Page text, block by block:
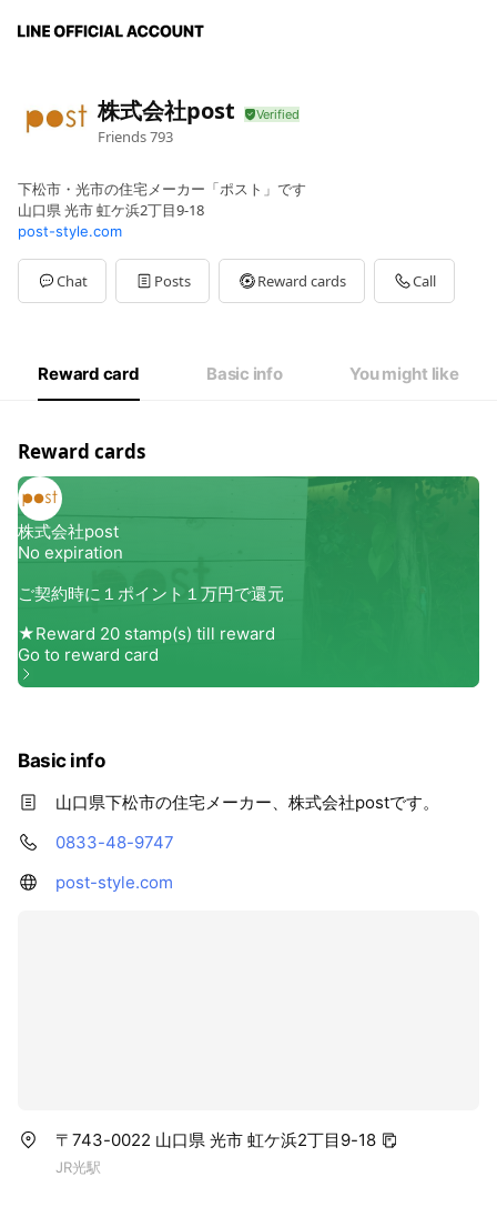
株式会社post
Friends793
下松市・光市の住宅メーカー「ポスト」です
山口県 光市 虹ケ浜2丁目9-18
post-style.com
Chat Posts Reward cards Call
Reward card Basic info You might like
Reward cards
Basic info
山口県下松市の住宅メーカー、株式会社postです。
0833-48-9747
post-style.com
〒743-0022 山口県 光市 虹ケ浜2丁目9-18
JR光駅